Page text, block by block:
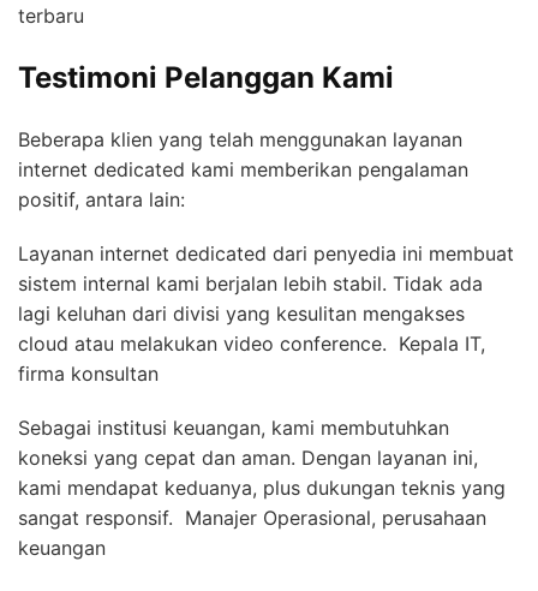
terbaru
Testimoni Pelanggan Kami
Beberapa klien yang telah menggunakan layanan
internet dedicated kami memberikan pengalaman
positif, antara lain:
Layanan internet dedicated dari penyedia ini membuat
sistem internal kami berjalan lebih stabil. Tidak ada
lagi keluhan dari divisi yang kesulitan mengakses
cloud atau melakukan video conference.  Kepala IT,
firma konsultan
Sebagai institusi keuangan, kami membutuhkan
koneksi yang cepat dan aman. Dengan layanan ini,
kami mendapat keduanya, plus dukungan teknis yang
sangat responsif.  Manajer Operasional, perusahaan
keuangan